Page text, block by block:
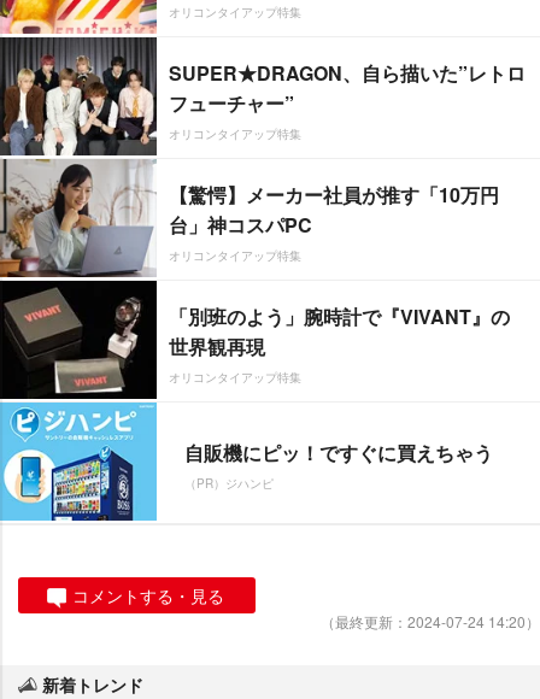
オリコンタイアップ特集
SUPER★DRAGON、自ら描いた”レトロ
フューチャー”
オリコンタイアップ特集
【驚愕】メーカー社員が推す「10万円
台」神コスパPC
オリコンタイアップ特集
「別班のよう」腕時計で『VIVANT』の
世界観再現
オリコンタイアップ特集
自販機にピッ！ですぐに買えちゃう
（PR）ジハンピ
コメントする・見る
（最終更新：2024-07-24 14:20）
新着トレンド